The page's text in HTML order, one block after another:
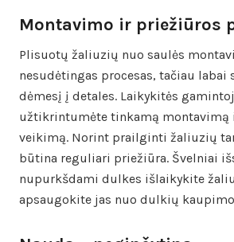
Montavimo ir priežiūros
Plisuotų žaliuzių nuo saulės
nesudėtingas procesas, tačiau labai
dėmesį į detales. Laikykitės
užtikrintumėte tinkamą montavimą
veikimą. Norint prailginti žaliuzių
būtina reguliari priežiūra. Švelniai
nupurkšdami dulkes išlaikykite
apsaugokite jas nuo dulkių